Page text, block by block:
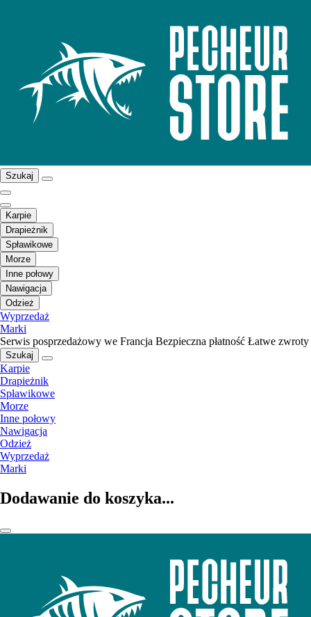
Szukaj
Karpie
Drapieżnik
Spławikowe
Morze
Inne połowy
Nawigacja
Odzież
Wyprzedaż
Marki
Serwis posprzedażowy we Francja Bezpieczna płatność Łatwe zwroty
Szukaj
Karpie
Drapieżnik
Spławikowe
Morze
Inne połowy
Nawigacja
Odzież
Wyprzedaż
Marki
Dodawanie do koszyka...